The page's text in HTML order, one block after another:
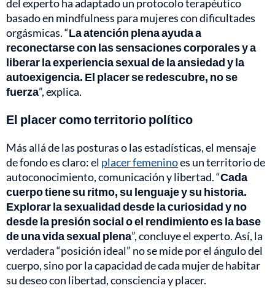
del experto ha adaptado un protocolo terapéutico
basado en mindfulness para mujeres con dificultades
orgásmicas. “La atención plena ayuda a
reconectarse con las sensaciones corporales y a
liberar la experiencia sexual de la ansiedad y la
autoexigencia. El placer se redescubre, no se
fuerza”, explica.
El placer como territorio político
Más allá de las posturas o las estadísticas, el mensaje
de fondo es claro: el placer femeninoes un territorio de
autoconocimiento, comunicación y libertad. “Cada
cuerpo tiene su ritmo, su lenguaje y su historia.
Explorar la sexualidad desde la curiosidad y no
desde la presión social o el rendimiento es la base
de una vida sexual plena”, concluye el experto. Así, la
verdadera “posición ideal” no se mide por el ángulo del
cuerpo, sino por la capacidad de cada mujer de habitar
su deseo con libertad, consciencia y placer.